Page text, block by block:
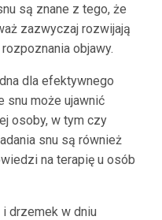
są znane z tego, że
zazwyczaj rozwijają
objawy.
dla efektywnego
snu może ujawnić
osoby, w tym czy
snu są również
na terapię u osób
drzemek w dniu